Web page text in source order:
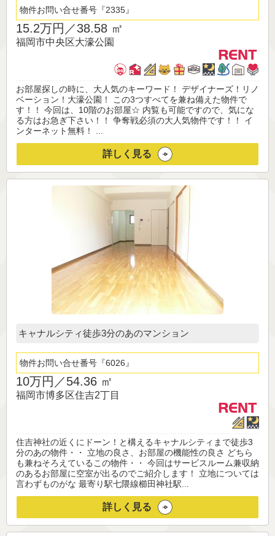
物件お問い合せ番号 2335
15.2万円／38.58 ㎡
福岡市中央区大濠公園
お部屋探しの時に、大人気のキーワード！ デザイナーズ！リノ
ベーション！大濠公園！ この3つすべてを兼ね備えた物件で
す！！ 今回は、10階のお部屋☆ 内覧も可能ですので、気にな
る方はお急ぎ下さい！！ 争奪戦必須の大人気物件です！！ イ
ンターネット無料！ ...
詳しく見る
キャナルシティ徒歩3分のあのマンション
物件お問い合せ番号 6026
10万円／54.36 ㎡
福岡市博多区住吉2丁目
住吉神社の近くにドーン！と構えるキャナルシティまで徒歩3
分のあの物件・・ 立地の良さ、お部屋の機能性の良さ どちら
も兼ねそろえているこの物件・・ 今回はサービスルーム兼収納
のあるお部屋に空室が出るのでご紹介します！ 立地については
言わずものがな 最寄り駅七隈線櫛田神社駅...
詳しく見る